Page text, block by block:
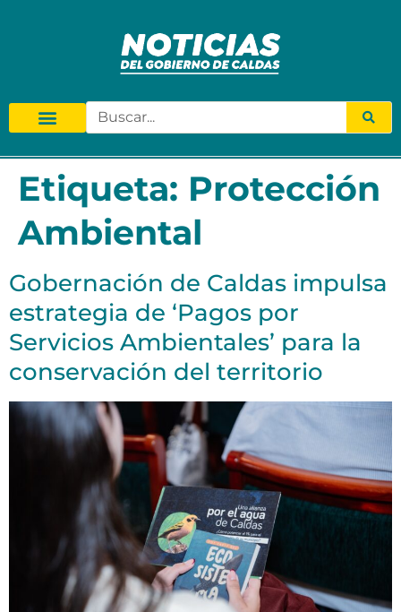
Etiqueta: Protección
Ambiental
Gobernación de Caldas impulsa
estrategia de ‘Pagos por
Servicios Ambientales’ para la
conservación del territorio